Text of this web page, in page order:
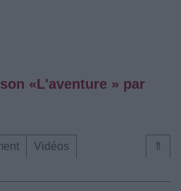
«L'aventure » par
⇑
Vidéos